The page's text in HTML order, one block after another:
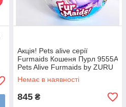
Акція! Pets alive серії
Furmaids Кошеня Пурл 9555A
Pets Alive Furmaids by ZURU
Mermaid Plush 9555A
Немає в наявності
845 ₴